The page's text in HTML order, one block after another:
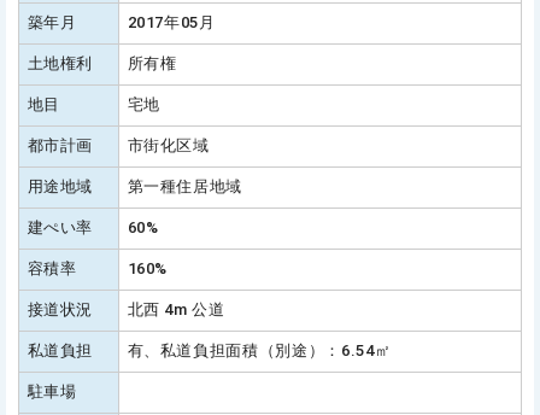
築年月 2017年05月
土地権利 所有権
地目 宅地
都市計画 市街化区域
用途地域 第一種住居地域
建ぺい率 60%
容積率 160%
接道状況 北西 4m 公道
私道負担 有、私道負担面積（別途）：6.54㎡
駐車場